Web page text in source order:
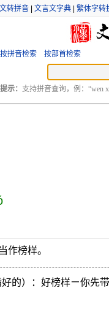
转拼音 文言文字典 繁体字转
按拼音检索 按部首检索
提示： 支持拼音查询，例：“wen
作榜样。
的）：好榜样ㄧ你先